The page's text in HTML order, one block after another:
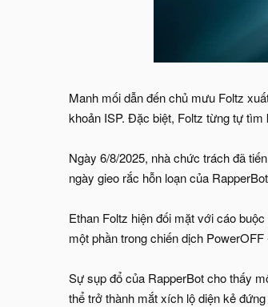
Manh mối dẫn đến chủ mưu Foltz
khoản ISP. Đặc biệt, Foltz từng tự tìm
Ngày 6/8/2025, nhà chức trách đã
ngày gieo rắc hỗn loạn của
Ethan Foltz hiện đối mặt với cáo
một phần trong chiến dịch
Sự sụp đổ của RapperBot cho thấy
thể trở thành mắt xích lộ diện kẻ